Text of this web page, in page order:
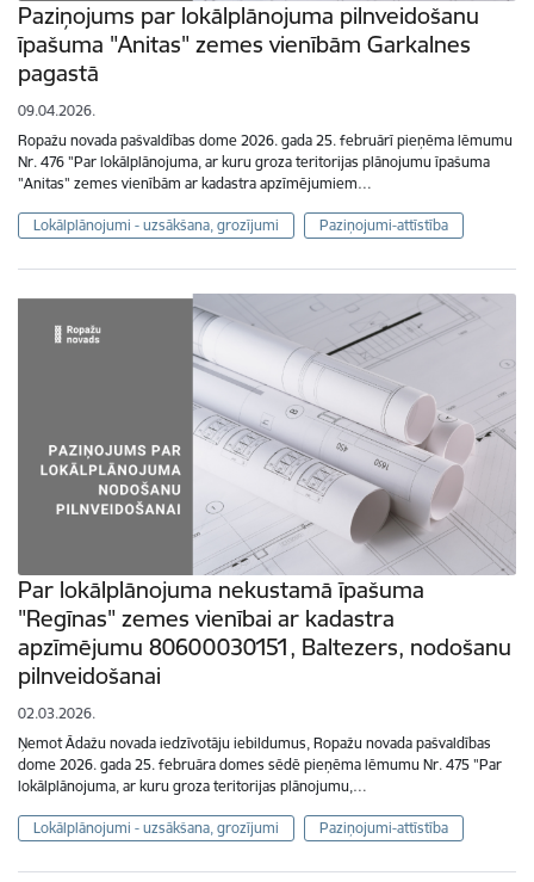
Paziņojums par lokālplānojuma pilnveidošanu
īpašuma "Anitas" zemes vienībām Garkalnes
pagastā
09.04.2026.
Ropažu novada pašvaldības dome 2026. gada 25. februārī pieņēma lēmumu
Nr. 476 "Par lokālplānojuma, ar kuru groza teritorijas plānojumu īpašuma
"Anitas" zemes vienībām ar kadastra apzīmējumiem…
Lokālplānojumi - uzsākšana, grozījumi Paziņojumi-attīstība
Par lokālplānojuma nekustamā īpašuma
"Regīnas" zemes vienībai ar kadastra
apzīmējumu 80600030151, Baltezers, nodošanu
pilnveidošanai
02.03.2026.
Ņemot Ādažu novada iedzīvotāju iebildumus, Ropažu novada pašvaldības
dome 2026. gada 25. februāra domes sēdē pieņēma lēmumu Nr. 475 "Par
lokālplānojuma, ar kuru groza teritorijas plānojumu,…
Lokālplānojumi - uzsākšana, grozījumi Paziņojumi-attīstība